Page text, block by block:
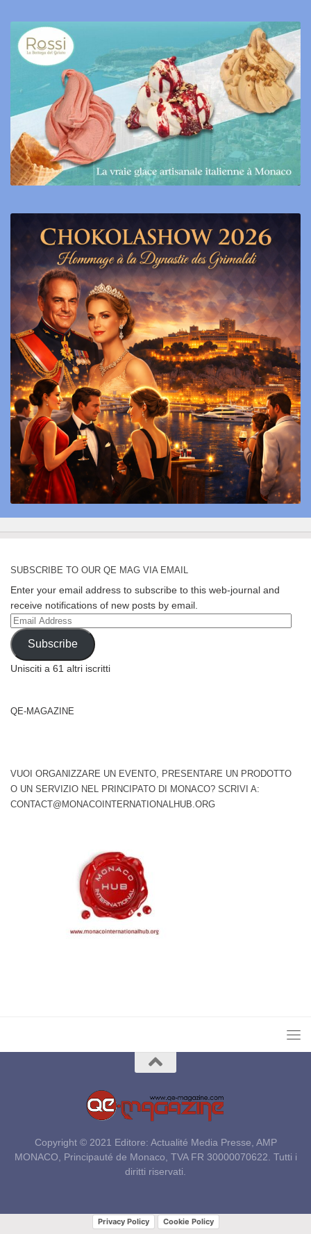
SUBSCRIBE TO OUR QE MAG VIA EMAIL
Enter your email address to subscribe to this web-journal and
receive notifications of new posts by email.
Email
Address
Subscribe
Unisciti a 61 altri iscritti
QE-MAGAZINE
VUOI ORGANIZZARE UN EVENTO, PRESENTARE UN PRODOTTO
O UN SERVIZIO NEL PRINCIPATO DI MONACO? SCRIVI A:
CONTACT@MONACOINTERNATIONALHUB.ORG
Copyright © 2021 Editore: Actualité Media Presse, AMP
MONACO, Principauté de Monaco, TVA FR 30000070622. Tutti i
diritti riservati.
Privacy Policy Cookie Policy